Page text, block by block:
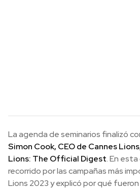
La agenda de seminarios finalizó
Simon Cook, CEO de Cannes
Lions: The Official Digest. En
recorrido por las campañas más
Lions 2023 y explicó por qué